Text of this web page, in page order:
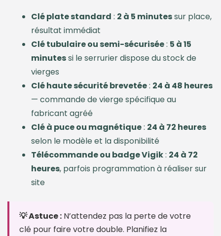
Clé plate standard : 2 à 5 minutessur place,
résultat immédiat
Clé tubulaire ou semi-sécurisée: 5 à 15
minutessi le serrurier dispose du stock de
vierges
Clé haute sécurité brevetée: 24 à 48 heures
— commande de vierge spécifique au
fabricant agréé
Clé à puce ou magnétique: 24 à 72 heures
selon le modèle et la disponibilité
Télécommande ou badge Vigik: 24 à 72
heures, parfois programmation à réaliser sur
site
💡 Astuce : N’attendez pas la perte de votre
clé pour faire votre double. Planifiez la